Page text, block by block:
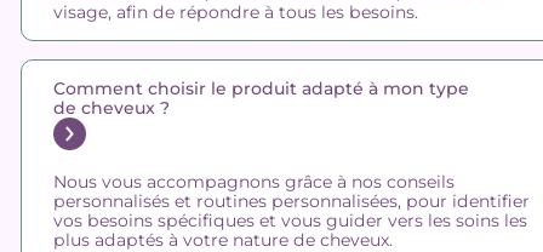
visage, afin de répondre à tous les besoins.
Comment choisir le produit adapté à mon type
de cheveux ?
Nous vous accompagnons grâce à nos conseils
personnalisés et routines personnalisées, pour identifier
vos besoins spécifiques et vous guider vers les soins les
plus adaptés à votre nature de cheveux.